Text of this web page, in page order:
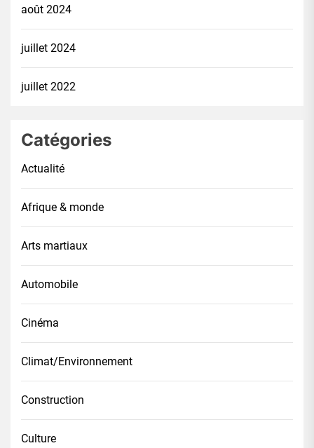
août 2024
juillet 2024
juillet 2022
Catégories
Actualité
Afrique & monde
Arts martiaux
Automobile
Cinéma
Climat/Environnement
Construction
Culture